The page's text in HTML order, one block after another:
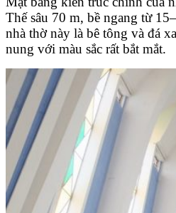
Thế sâu 70 m, bề ngang từ
nhà thờ này là bê tông và đá
nung với màu sắc rất bắt mắt.